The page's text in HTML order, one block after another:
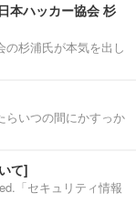
本ハッカー協会 杉
杉浦氏が本気を出し
らいつの間にかすっか
て]
「セキュリティ情報